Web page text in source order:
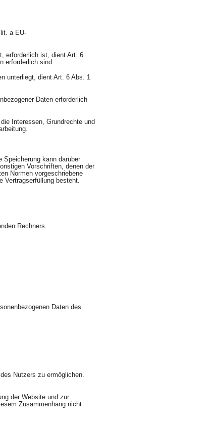
a EU-
erforderlich ist, dient Art. 6
erforderlich sind.
unterliegt, dient Art. 6 Abs. 1
Daten erforderlich
Interessen, Grundrechte und
Speicherung kann darüber
Vorschriften, denen der
Normen vorgeschriebene
Vertragserfüllung besteht.
Rechners.
Daten des
Nutzers zu ermöglichen.
der Website und zur
Zusammenhang nicht